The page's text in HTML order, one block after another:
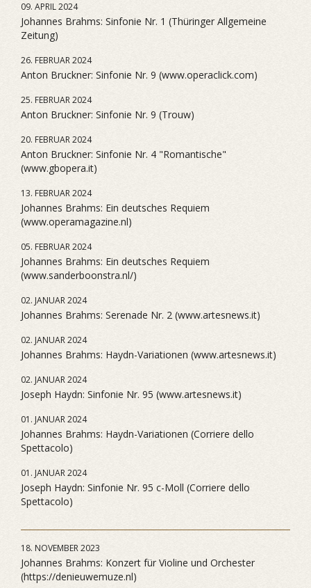
09. APRIL 2024
Johannes Brahms: Sinfonie Nr. 1 (Thüringer Allgemeine
Zeitung)
26. FEBRUAR 2024
Anton Bruckner: Sinfonie Nr. 9 (www.operaclick.com)
25. FEBRUAR 2024
Anton Bruckner: Sinfonie Nr. 9 (Trouw)
20. FEBRUAR 2024
Anton Bruckner: Sinfonie Nr. 4 "Romantische"
(www.gbopera.it)
13. FEBRUAR 2024
Johannes Brahms: Ein deutsches Requiem
(www.operamagazine.nl)
05. FEBRUAR 2024
Johannes Brahms: Ein deutsches Requiem
(www.sanderboonstra.nl/)
02. JANUAR 2024
Johannes Brahms: Serenade Nr. 2 (www.artesnews.it)
02. JANUAR 2024
Johannes Brahms: Haydn-Variationen (www.artesnews.it)
02. JANUAR 2024
Joseph Haydn: Sinfonie Nr. 95 (www.artesnews.it)
01. JANUAR 2024
Johannes Brahms: Haydn-Variationen (Corriere dello
Spettacolo)
01. JANUAR 2024
Joseph Haydn: Sinfonie Nr. 95 c-Moll (Corriere dello
Spettacolo)
18. NOVEMBER 2023
Johannes Brahms: Konzert für Violine und Orchester
(https://denieuwemuze.nl)